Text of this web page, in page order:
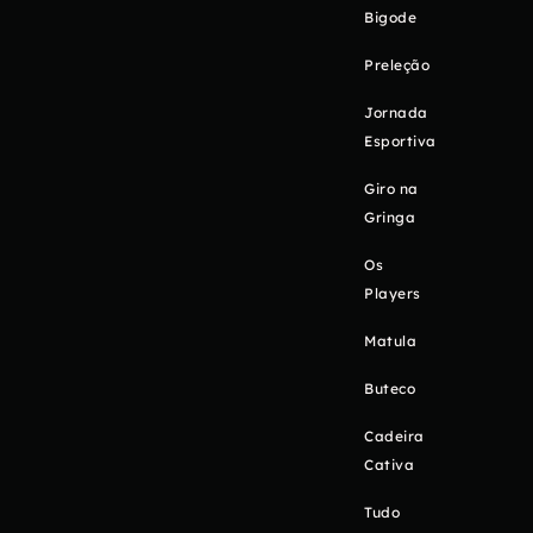
Bigode
Preleção
Jornada
Esportiva
Giro na
Gringa
Os
Players
Matula
Buteco
Cadeira
Cativa
Tudo